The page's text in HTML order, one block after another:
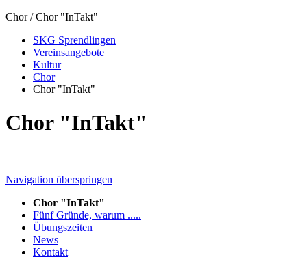
Chor / Chor "InTakt"
SKG Sprendlingen
Vereinsangebote
Kultur
Chor
Chor "InTakt"
Chor "InTakt"
Navigation überspringen
Chor "InTakt"
Fünf Gründe, warum .....
Übungszeiten
News
Kontakt